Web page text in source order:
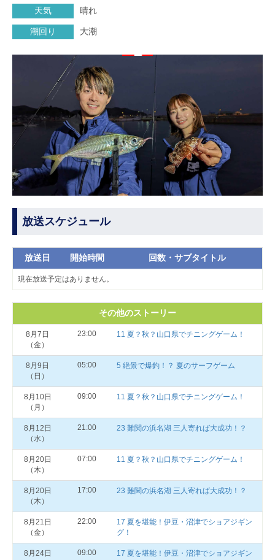
天気 晴れ
潮回り 大潮
放送スケジュール
放送日 開始時間 回数・サブタイトル
現在放送予定はありません。
その他のストーリー
8月7日
（金）
23:00 11 夏？秋？山口県でチニングゲーム！
8月9日
（日）
05:00 5 絶景で爆釣！？ 夏のサーフゲーム
8月10日
（月）
09:00 11 夏？秋？山口県でチニングゲーム！
8月12日
（水）
21:00 23 難関の浜名湖 三人寄れば大成功！？
8月20日
（木）
07:00 11 夏？秋？山口県でチニングゲーム！
8月20日
（木）
17:00 23 難関の浜名湖 三人寄れば大成功！？
8月21日
（金）
22:00
17 夏を堪能！伊豆・沼津でショアジギン
グ！
8月24日
09:00
17 夏を堪能！伊豆・沼津でショアジギン